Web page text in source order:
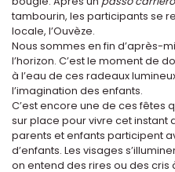
tambourin, les participants se
locale, l’Ouvèze.
Nous sommes en fin d’après-
l’horizon. C’est le moment de
à l’eau de ces radeaux
l’imagination des enfants.
C’est encore une de ces fêtes
sur place pour vivre cet instant
parents et enfants participent
d’enfants. Les visages
on entend des rires ou des